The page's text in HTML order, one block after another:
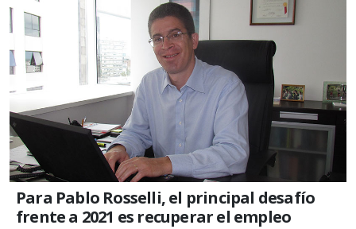
Para Pablo Rosselli, el principal desafío
frente a 2021 es recuperar el empleo